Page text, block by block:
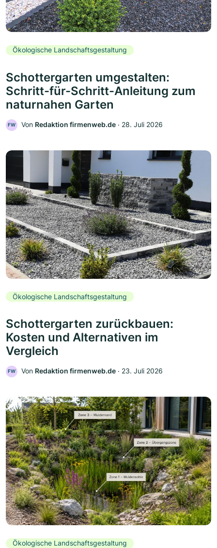
Ökologische Landschaftsgestaltung
Schottergarten umgestalten:
Schritt-für-Schritt-Anleitung zum
naturnahen Garten
FW Von Redaktion firmenweb.de ‧ 28. Juli 2026
Ökologische Landschaftsgestaltung
Schottergarten zurückbauen:
Kosten und Alternativen im
Vergleich
FW Von Redaktion firmenweb.de ‧ 23. Juli 2026
Ökologische Landschaftsgestaltung